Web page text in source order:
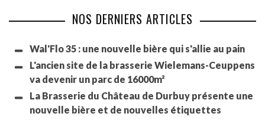
NOS DERNIERS ARTICLES
Wal'Flo 35 : une nouvelle bière qui s'allie au pain
L'ancien site de la brasserie Wielemans-Ceuppens
va devenir un parc de 16000m²
La Brasserie du Château de Durbuy présente une
nouvelle bière et de nouvelles étiquettes